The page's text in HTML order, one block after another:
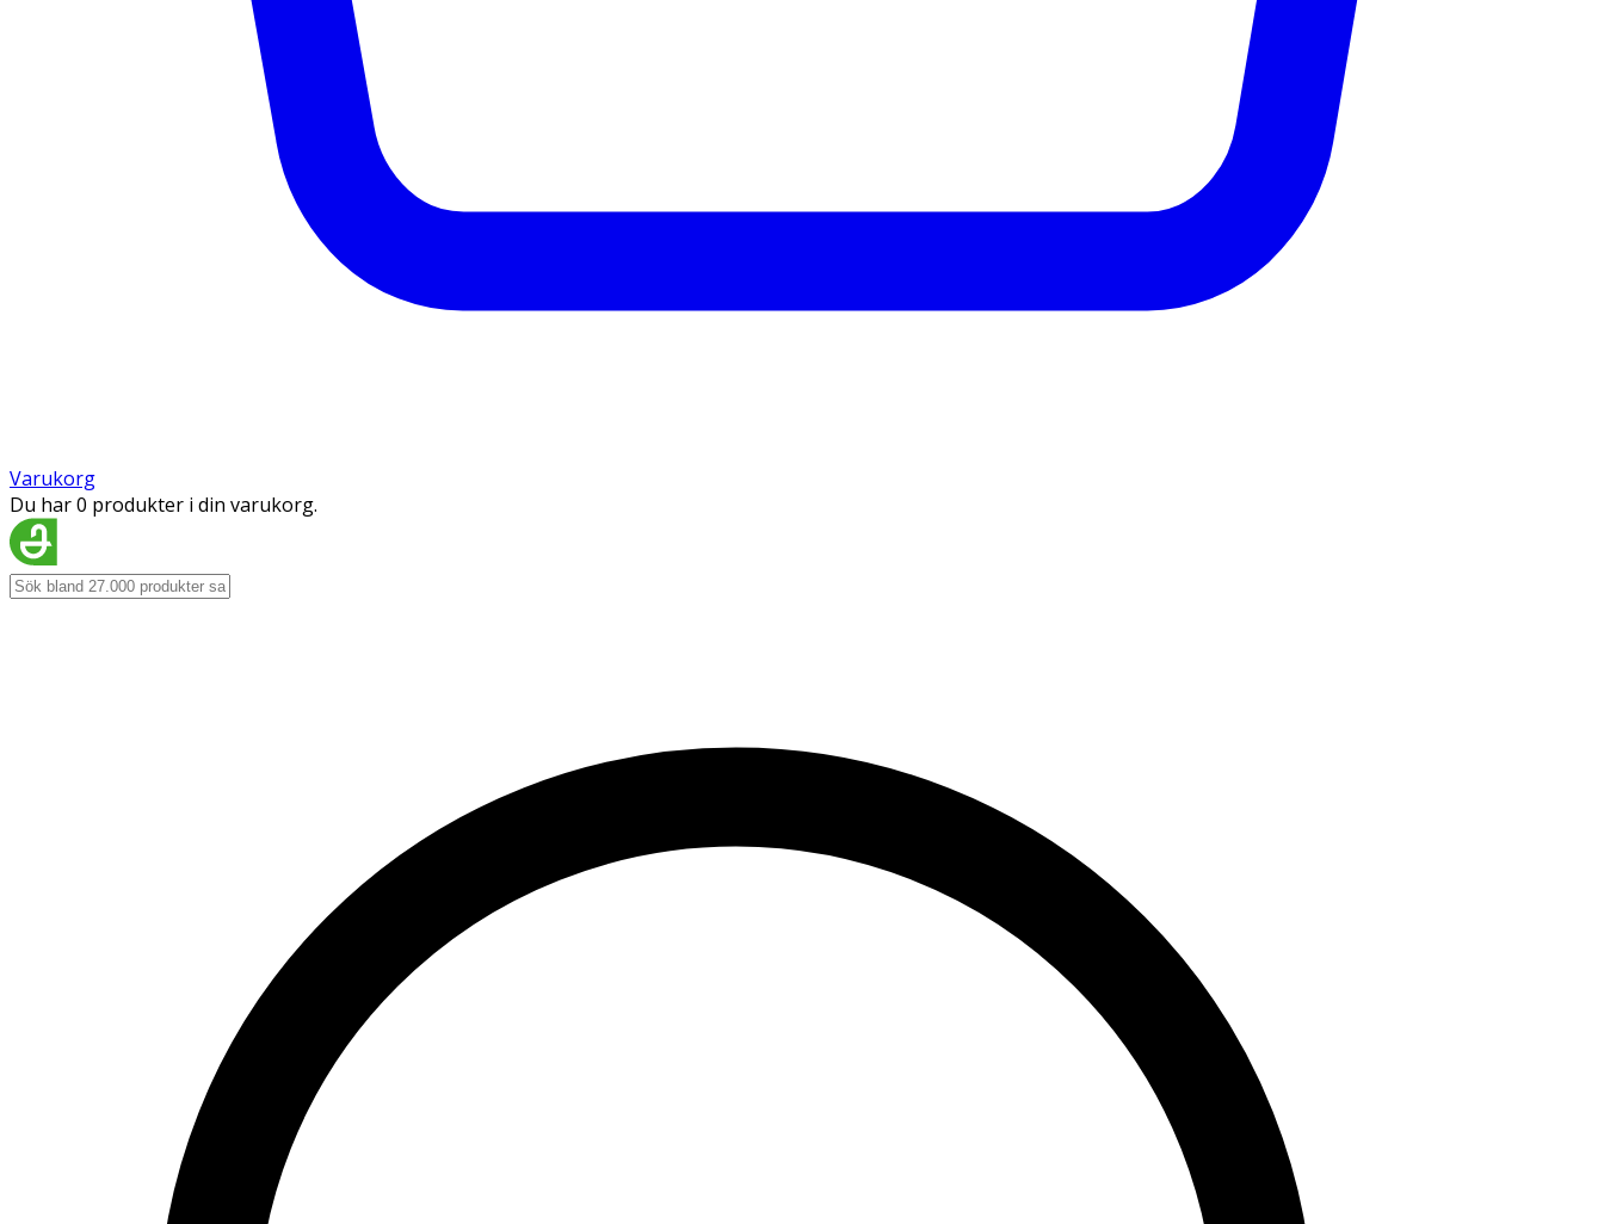
Varukorg
Du har 0 produkter i din varukorg.